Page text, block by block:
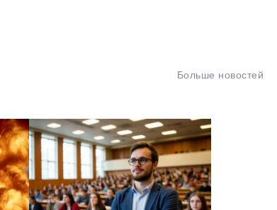
Больше новостей